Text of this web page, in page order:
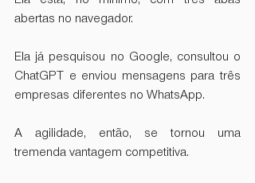
abertas no navegador.
Ela já pesquisou no Google, consultou o
ChatGPT e enviou mensagens para três
empresas diferentes no WhatsApp.
A agilidade, então, se tornou uma
tremenda vantagem competitiva.